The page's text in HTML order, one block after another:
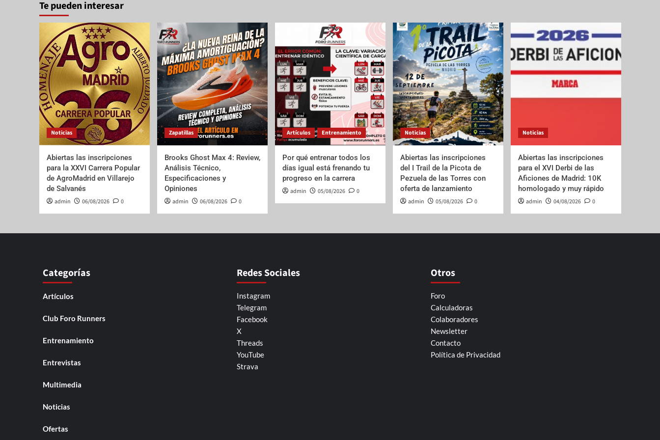
Te pueden interesar
Noticias
Abiertas las inscripciones
para la XXVI Carrera Popular
de AgroMadrid en Villarejo
de Salvanés
admin 06/08/2026 0
Zapatillas
Brooks Ghost Max 4: Review,
Análisis Técnico,
Especificaciones y
Opiniones
admin 06/08/2026 0
Artículos Entrenamiento
Por qué entrenar todos los
días igual está frenando tu
progreso en la carrera
admin 05/08/2026 0
Noticias
Abiertas las inscripciones
del I Trail de la Picota de
Pezuela de las Torres con
oferta de lanzamiento
admin 05/08/2026 0
Noticias
Abiertas las inscripciones
para el XVI Derbi de las
Aficiones de Madrid: 10K
homologado y muy rápido
admin 04/08/2026 0
Categorías
Artículos
Club Foro Runners
Entrenamiento
Entrevistas
Multimedia
Noticias
Ofertas
Redes Sociales
Instagram
Telegram
Facebook
X
Threads
YouTube
Strava
Otros
Foro
Calculadoras
Colaboradores
Newsletter
Contacto
Política de Privacidad